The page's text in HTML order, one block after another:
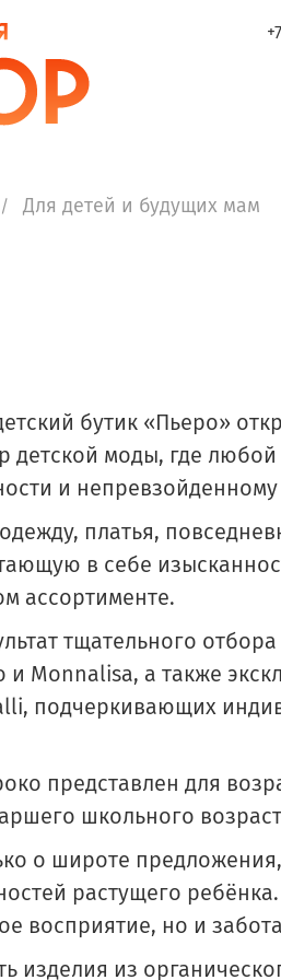
Для детей и будущих мам
бутик «Пьеро»
моды, где
и непревзойденному
платья,
в себе
ассортименте.
тщательного
и Monnalisa, а также
подчеркивающих
представлен для
школьного
о широте
растущего
восприятие, но и
изделия из